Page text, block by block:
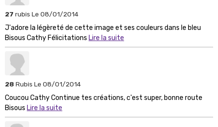
27 rubis Le 08/01/2014
J'adore la légèreté de cette image et ses couleurs dans le bleu
Bisous Cathy Félicitations Lire la suite
28 Rubis Le 08/01/2014
Coucou Cathy Continue tes créations, c'est super, bonne route
Bisous Lire la suite